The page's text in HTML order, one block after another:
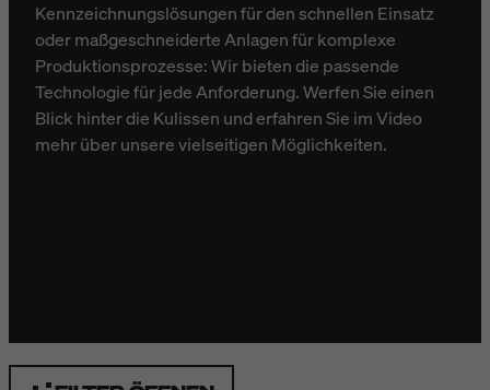
Kennzeichnungslösungen für den schnellen Einsatz
oder maßgeschneiderte Anlagen für komplexe
Produktionsprozesse: Wir bieten die passende
Technologie für jede Anforderung. Werfen Sie einen
Blick hinter die Kulissen und erfahren Sie im Video
mehr über unsere vielseitigen Möglichkeiten.